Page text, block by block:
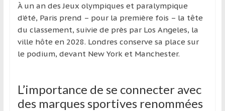
profitant
de
découverte
culturelle
d’une
À un an des Jeux olympiques et paralympique
d’été, Paris prend – pour la première fois – la tête
du classement, suivie de près par Los Angeles, la
ville hôte en 2028. Londres conserve sa place sur
le podium, devant New York et Manchester.
L’importance de se connecter avec
des marques sportives renommées